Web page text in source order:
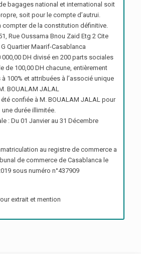
bagages national et international soit
soit pour le compte d’autrui.
compter de la constitution définitive.
Rue Oussama Bnou Zaid Etg 2 Cite
Quartier Maarif-Casablanca
DH divisé en 200 parts sociales
de 100,00 DH chacune, entièrement
100% et attribuées à l’associé unique
BOUALAM JALAL
confiée à M. BOUALAM JALAL pour
une durée illimitée.
: Du 01 Janvier au 31 Décembre
au registre de commerce a
de commerce de Casablanca le
sous numéro n°437909
extrait et mention